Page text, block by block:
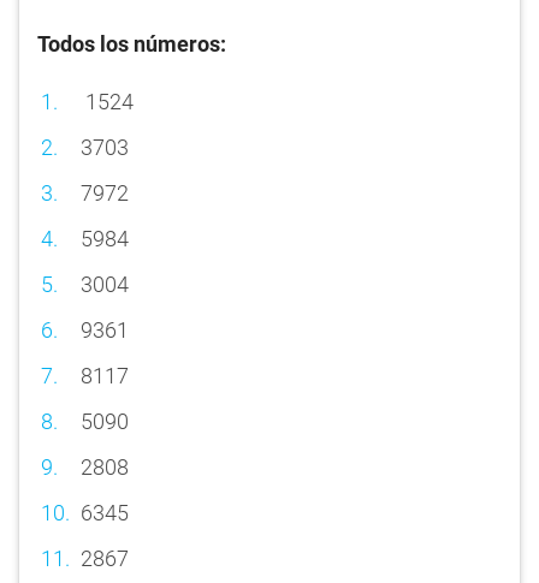
Todos los números:
1524
3703
7972
5984
3004
9361
8117
5090
2808
6345
2867